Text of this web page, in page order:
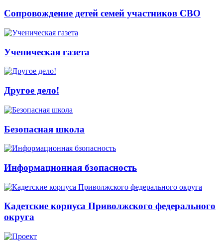
Сопровождение детей семей участников СВО
Ученическая газета
Другое дело!
Безопасная школа
Информационная бзопасность
Кадетские корпуса Приволжского федерального
округа